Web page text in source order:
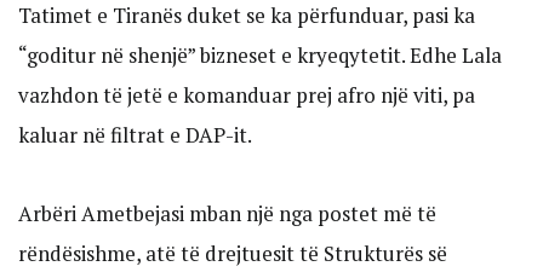
Tatimet e Tiranës duket se ka përfunduar, pasi ka
“goditur në shenjë” bizneset e kryeqytetit. Edhe Lala
vazhdon të jetë e komanduar prej afro një viti, pa
kaluar në filtrat e DAP-it.
Arbëri Ametbejasi mban një nga postet më të
rëndësishme, atë të drejtuesit të Strukturës së